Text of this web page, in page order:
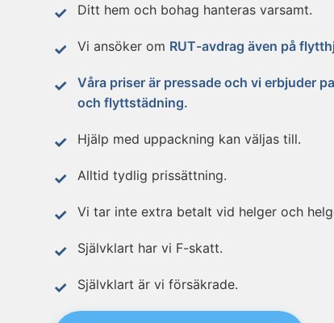
Ditt hem och bohag hanteras varsamt.
Vi ansöker om RUT-avdrag även på
Våra priser är pressade och vi erbjuder
och flyttstädning.
Hjälp med uppackning kan väljas till.
Alltid tydlig prissättning.
Vi tar inte extra betalt vid helger och
Självklart har vi F-skatt.
Självklart är vi försäkrade.